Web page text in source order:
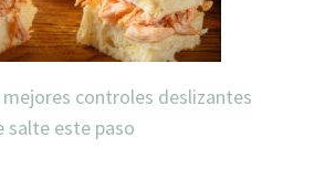
controles deslizantes
salte este paso